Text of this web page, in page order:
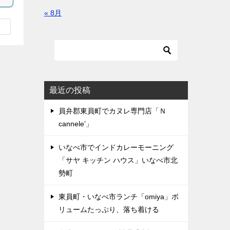
« 8月
最近の投稿
員弁郡東員町でカヌレ専門店「Ｎ
cannele’」
いなべ市でインドカレーモーニング
「サヤ キッチン ハウス」いなべ市北
勢町
東員町・いなべ市ランチ「omiya」ボ
リュームたっぷり、落ち着ける